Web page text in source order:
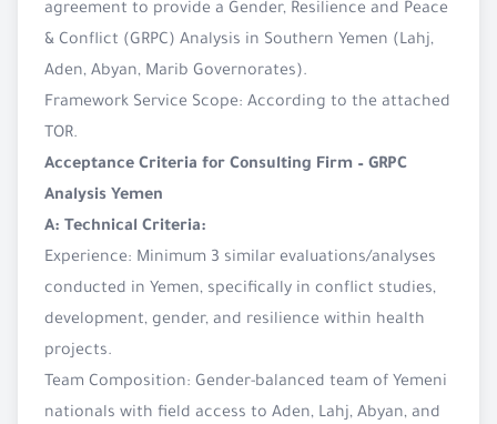
agreement to provide a Gender, Resilience and Peace
& Conflict (GRPC) Analysis in Southern Yemen (Lahj,
Aden, Abyan, Marib Governorates).
Framework Service Scope: According to the attached
TOR.
Acceptance Criteria for Consulting Firm – GRPC
Analysis Yemen
A: Technical Criteria:
Experience: Minimum 3 similar evaluations/analyses
conducted in Yemen, specifically in conflict studies,
development, gender, and resilience within health
projects.
Team Composition: Gender-balanced team of Yemeni
nationals with field access to Aden, Lahj, Abyan, and